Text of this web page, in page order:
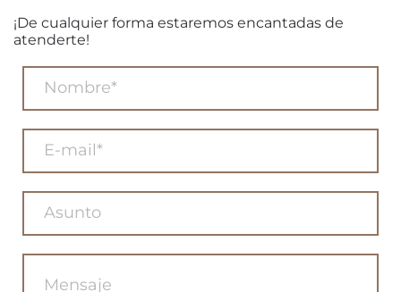
¡De cualquier forma estaremos encantadas de
atenderte!